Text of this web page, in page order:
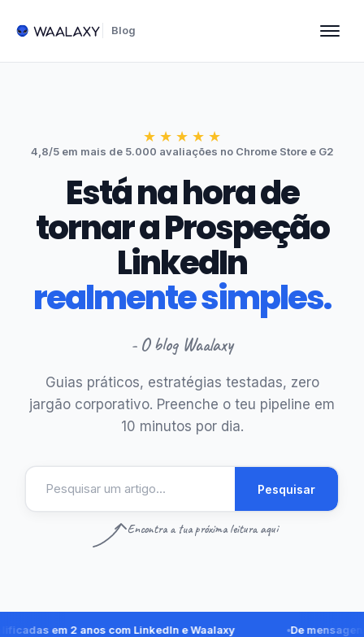
Blog
★ ★ ★ ★ ★
4,8/5 em mais de 5.000 avaliações no Chrome Store e G2
Está na hora de
tornar a Prospeção
LinkedIn
realmente simples.
- O blog Waalaxy
Guias práticos, estratégias testadas, zero
jargão corporativo. Preenche o teu pipeline em
10 minutos por dia.
Pesquisar
Encontra a tua próxima leitura aqui
em 2 anos com LinkedIn e Waalaxy De mensagens